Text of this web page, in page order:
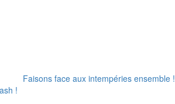
Faisons face aux intempéries ensemble !
!